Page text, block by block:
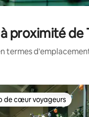
proximité
termes
de cœur voyageurs
de cœur voyageurs